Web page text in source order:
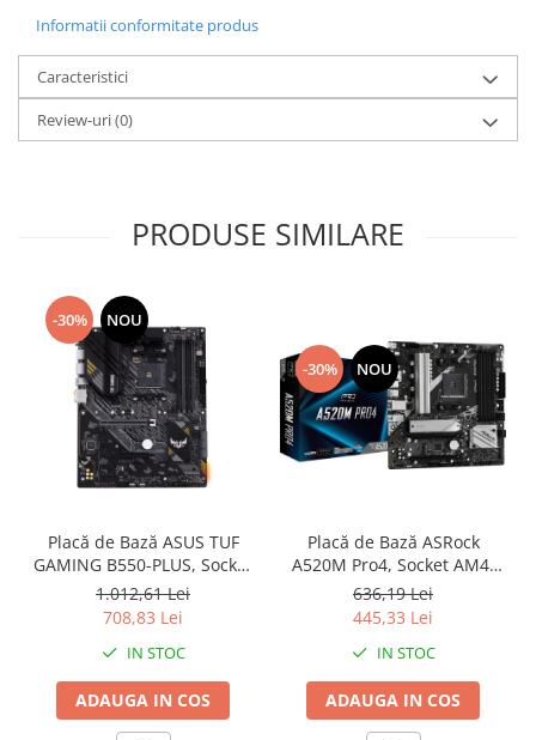
Informatii conformitate produs
Caracteristici
Review-uri(0)
PRODUSE SIMILARE
-30% NOU
Placă de Bază ASUS TUF
GAMING B550-PLUS, Socket
AM4, Chipset AMD B550,
ATX, Black
1.012,61 Lei
708,83 Lei
IN STOC
ADAUGA IN COS
-30% NOU
Placă de Bază ASRock
A520M Pro4, Socket AM4,
Chipset AMD A520, micro
ATX, Black
636,19 Lei
445,33 Lei
IN STOC
ADAUGA IN COS